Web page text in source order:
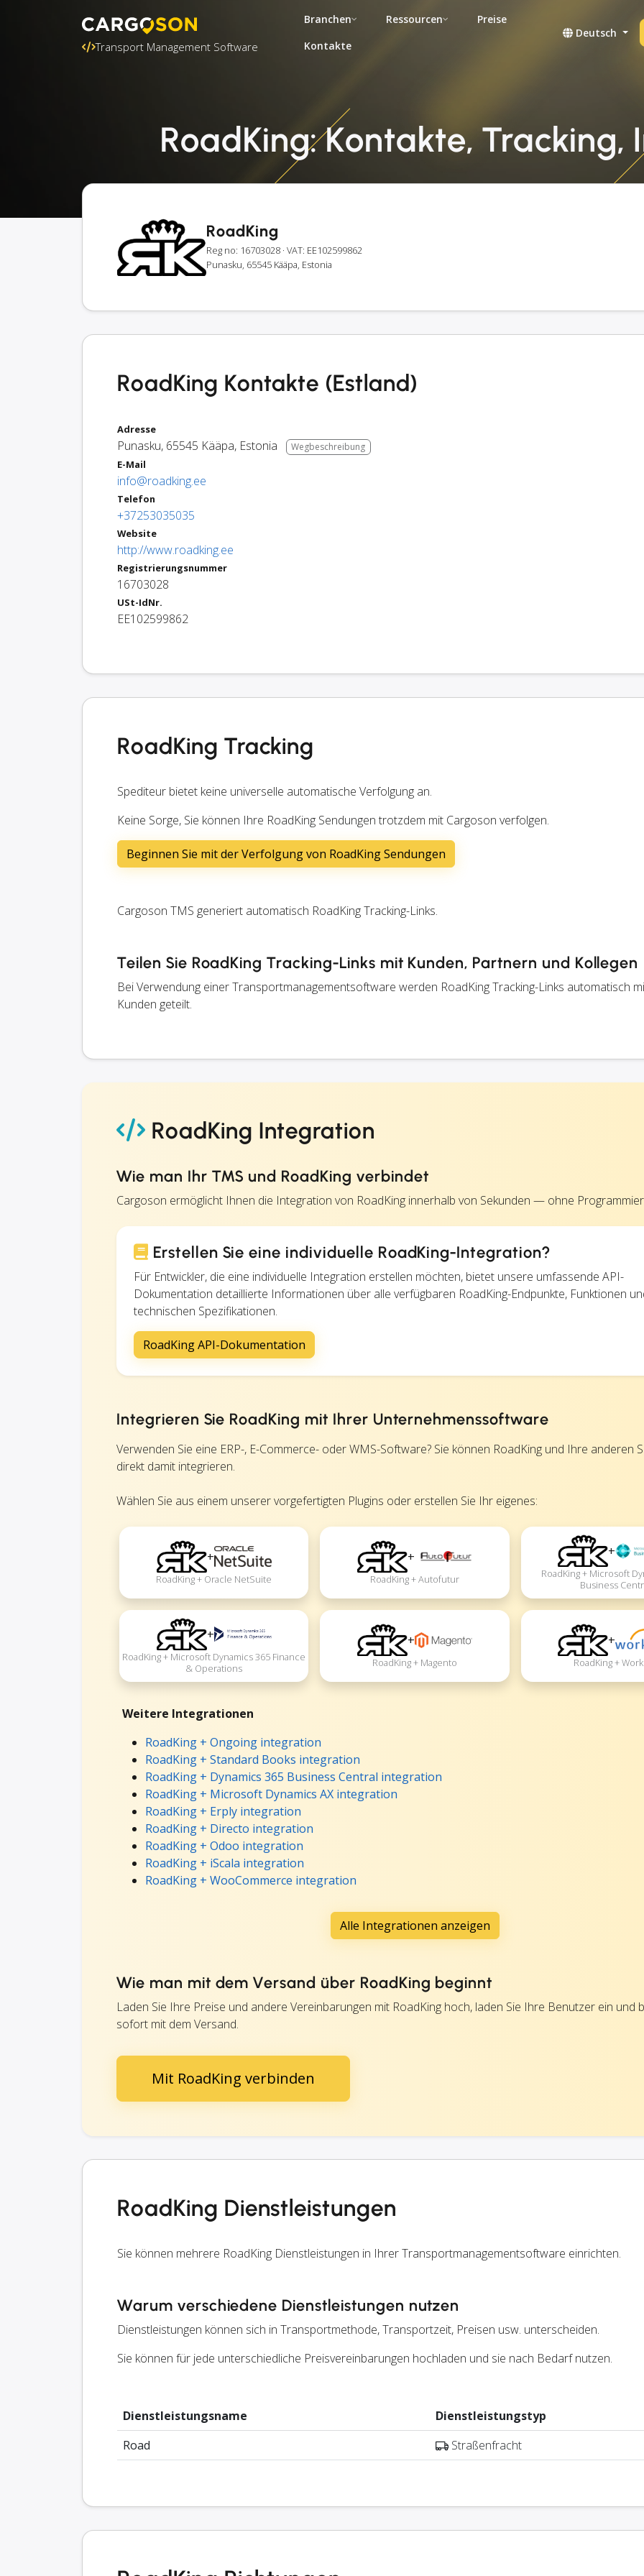
Transport Management Software
Branchen Ressourcen
Preise
Kontakte
Deutsch
RoadKing: Kontakte,
RoadKing
Reg no: 16703028 · VAT: EE102599862
Punasku, 65545 Kääpa, Estonia
RoadKing Kontakte (Estland)
Adresse
Punasku, 65545 Kääpa, Estonia Wegbeschreibung
E-Mail
info@roadking.ee
Telefon
+37253035035
Website
http://www.roadking.ee
Registrierungsnummer
16703028
USt-IdNr.
EE102599862
RoadKing Tracking
Spediteur bietet keine universelle automatische Verfolgung an.
Keine Sorge, Sie können Ihre RoadKing Sendungen trotzdem mit Cargoson verfolgen.
Beginnen Sie mit der Verfolgung von RoadKing Sendungen
Cargoson TMS generiert automatisch RoadKing Tracking-Links.
Teilen Sie RoadKing Tracking-Links mit Kunden, Partnern und Kollegen
Bei Verwendung einer Transportmanagementsoftware werden RoadKing Tracking-Links automatisch
Kunden geteilt.
RoadKing Integration
Wie man Ihr TMS und RoadKing verbindet
Cargoson ermöglicht Ihnen die Integration von RoadKing innerhalb von Sekunden — ohne
Erstellen Sie eine individuelle RoadKing-Integration?
Für Entwickler, die eine individuelle Integration erstellen möchten, bietet unsere umfassende API-
Dokumentation detaillierte Informationen über alle verfügbaren RoadKing-Endpunkte, Funktionen
technischen Spezifikationen.
RoadKing API-Dokumentation
Integrieren Sie RoadKing mit Ihrer Unternehmenssoftware
Verwenden Sie eine ERP-, E-Commerce- oder WMS-Software? Sie können RoadKing und Ihre anderen
direkt damit integrieren.
Wählen Sie aus einem unserer vorgefertigten Plugins oder erstellen Sie Ihr eigenes:
+
RoadKing + Oracle NetSuite
+
RoadKing + Autofutur
+
RoadKing + Microsoft
Business
+
RoadKing + Microsoft Dynamics 365 Finance
& Operations
+
RoadKing + Magento
+
RoadKing +
Weitere Integrationen
RoadKing + Ongoing integration
RoadKing + Standard Books integration
RoadKing + Dynamics 365 Business Central integration
RoadKing + Microsoft Dynamics AX integration
RoadKing + Erply integration
RoadKing + Directo integration
RoadKing + Odoo integration
RoadKing + iScala integration
RoadKing + WooCommerce integration
Alle Integrationen anzeigen
Wie man mit dem Versand über RoadKing beginnt
Laden Sie Ihre Preise und andere Vereinbarungen mit RoadKing hoch, laden Sie Ihre Benutzer ein und
sofort mit dem Versand.
Mit RoadKing verbinden
RoadKing Dienstleistungen
Sie können mehrere RoadKing Dienstleistungen in Ihrer Transportmanagementsoftware einrichten.
Warum verschiedene Dienstleistungen nutzen
Dienstleistungen können sich in Transportmethode, Transportzeit, Preisen usw. unterscheiden.
Sie können für jede unterschiedliche Preisvereinbarungen hochladen und sie nach Bedarf nutzen.
Dienstleistungsname
Dienstleistungstyp
Road
Straßenfracht